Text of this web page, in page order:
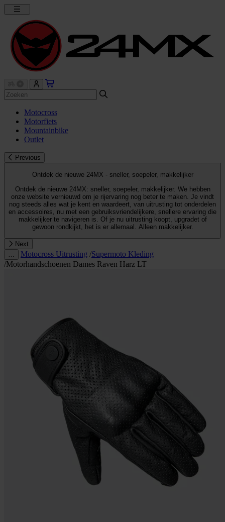
Motocross
Motorfiets
Mountainbike
Outlet
Previous
Ontdek de nieuwe 24MX - sneller, soepeler, makkelijker
Ontdek de nieuwe 24MX: sneller, soepeler, makkelijker. We hebben
onze website vernieuwd om je rijervaring nog beter te maken. Je vindt
nog steeds alles wat je kent en waardeert, van uitrusting tot onderdelen
en accessoires, nu met een gebruiksvriendelijkere, snellere ervaring die
makkelijker te navigeren is. Of je nu uitrusting koopt, upgradet of
gewoon rondkijkt, het is er allemaal. Alleen makkelijker.
Next
Motocross Uitrusting /Supermoto Kleding
/Motorhandschoenen Dames Raven Harz LT